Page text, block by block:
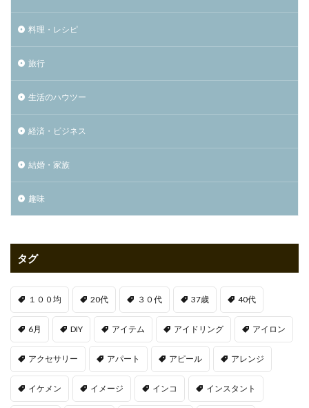
料理・レシピ
旅行
生活のハウツー
経済・ビジネス
結婚・家族
趣味
タグ
１００均 20代 ３０代 37歳 40代
6月 DIY アイテム アイドリング アイロン
アクセサリー アパート アピール アレンジ
イケメン イメージ インコ インスタント